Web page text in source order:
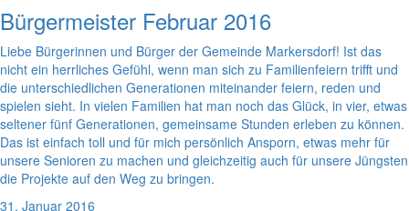
Bürgermeister Februar 2016
Liebe Bürgerinnen und Bürger der Gemeinde Markersdorf! Ist das
nicht ein herrliches Gefühl, wenn man sich zu Familienfeiern trifft und
die unterschiedlichen Generationen miteinander feiern, reden und
spielen sieht. In vielen Familien hat man noch das Glück, in vier, etwas
seltener fünf Generationen, gemeinsame Stunden erleben zu können.
Das ist einfach toll und für mich persönlich Ansporn, etwas mehr für
unsere Senioren zu machen und gleichzeitig auch für unsere Jüngsten
die Projekte auf den Weg zu bringen.
31. Januar 2016